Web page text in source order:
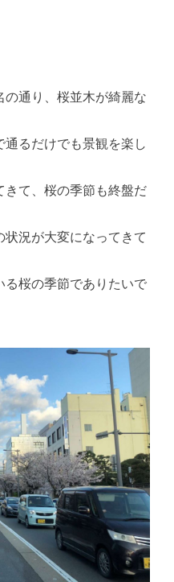
通り、桜並木が綺麗な
るだけでも景観を楽し
て、桜の季節も終盤だ
況が大変になってきて
桜の季節でありたいで